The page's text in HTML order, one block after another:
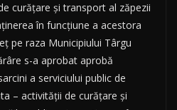
curățare și transport al zăpezii
în funcțiune a acestora
pe raza Municipiului Târgu
s-a aprobat aprobă
a serviciului public de
– activității de curățare și